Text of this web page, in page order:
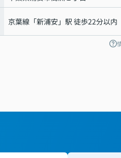
京葉線 「新浦安」駅 徒歩22分以内